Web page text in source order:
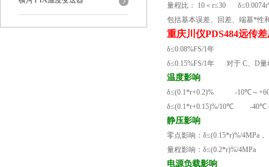
量程比：
10 ＜ r≤30 δ≤
包括基本误差、回差、端基*性
重庆川仪PDS484远传
δ≤0.08%FS/1年
δ≤0.15%FS/1年 对于 C、 D量
温度影响
δ≤(0.1*r+0.2)% -10℃～
δ≤(0.1*r+0.15)%/10℃ -40℃
静压影响
零点影响：δ≤(0.15*r)%/4MPa ，
量程影响：δ≤(0.2*r)%/4MPa
电源负载影响